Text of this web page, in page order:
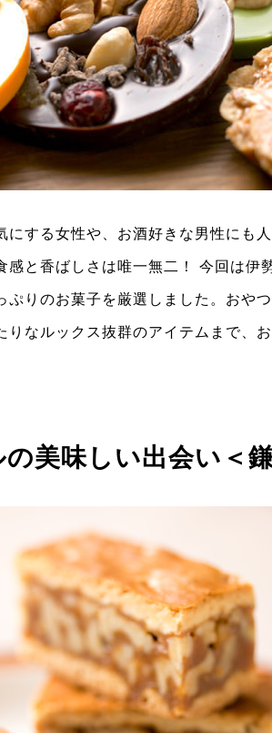
にする女性や、お酒好きな男性にも
と香ばしさは唯一無二！ 今回は伊
ぷりのお菓子を厳選しました。おや
なルックス抜群のアイテムまで、
美味しい出会い＜